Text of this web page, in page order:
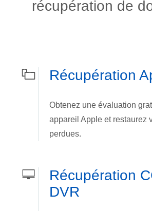
récupération de
Récupération
Obtenez une évaluation
appareil Apple et restaurez
perdues.
Récupération
DVR